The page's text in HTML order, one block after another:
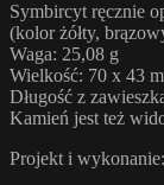
Symbircyt ręcznie
(kolor żółty,
Waga: 25,08 g
Wielkość: 70 x 43
Długość z
Kamień jest też
Projekt i